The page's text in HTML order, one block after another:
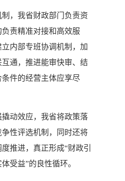
，我省财政部门负责资
责精准对接和高效服
内部专班协调机制，加
通，推进能审快审、结
件的经营主体应享尽
动效应，我省将政策落
性评选机制，同时还将
推进，真正形成“财政引
受益”的良性循环。